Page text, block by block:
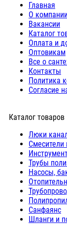
Главная
О компании
Вакансии
Каталог
Оплата и
Оптовикам
Все о
Контакты
Политика
Согласие
Каталог товаров
Люки
Трубы
Насосы,
Санфаянс
Шланги и